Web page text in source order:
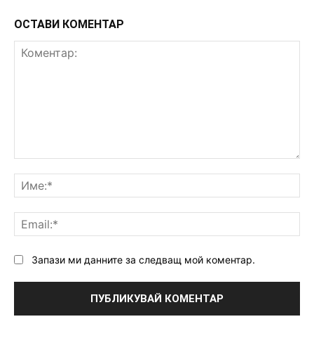
ОСТАВИ КОМЕНТАР
Запази ми данните за следващ мой коментар.